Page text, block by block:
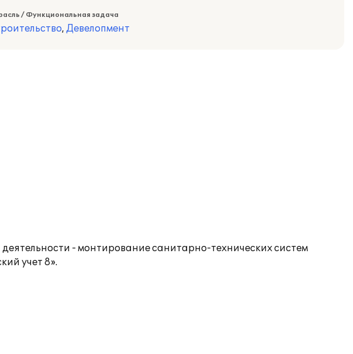
/ Функциональная задача
, Девелопмент
- монтирование санитарно-технических систем
учет 8».